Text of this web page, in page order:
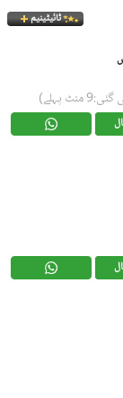
ٹائیٹینیم
پہلے)